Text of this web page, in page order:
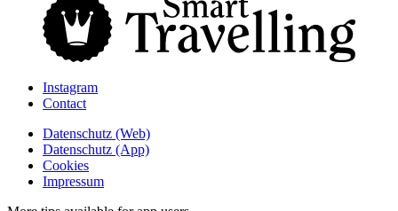
Instagram
Contact
Daten­schutz­ (Web)
Daten­schutz­ (App)
Cookies
Impressum